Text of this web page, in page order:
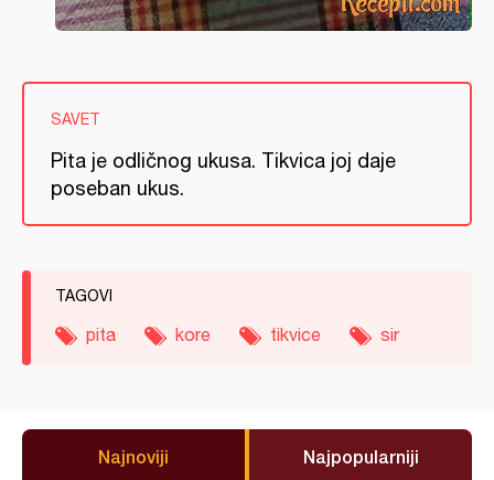
SAVET
Pita je odličnog ukusa. Tikvica joj daje
poseban ukus.
TAGOVI
pita kore tikvice sir
Najnoviji Najpopularniji